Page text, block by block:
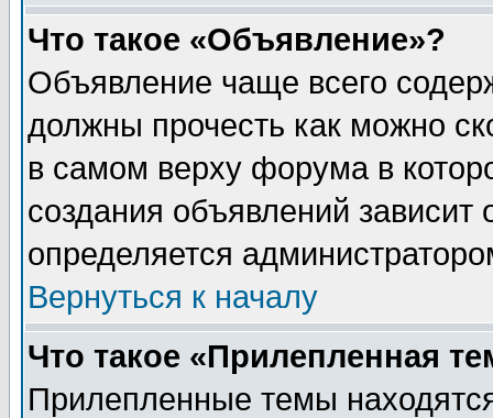
Что такое «Объявление»?
Объявление чаще всего
должны прочесть как можно
в самом верху форума в
создания объявлений зависит
определяется
Вернуться к началу
Что такое «Прилепленная
Прилепленные темы